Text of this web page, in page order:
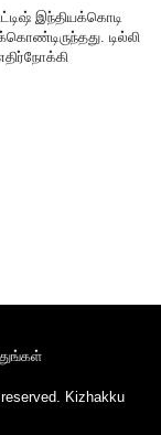
இந்தியக்கொடி
டில்லி
Kizhakku